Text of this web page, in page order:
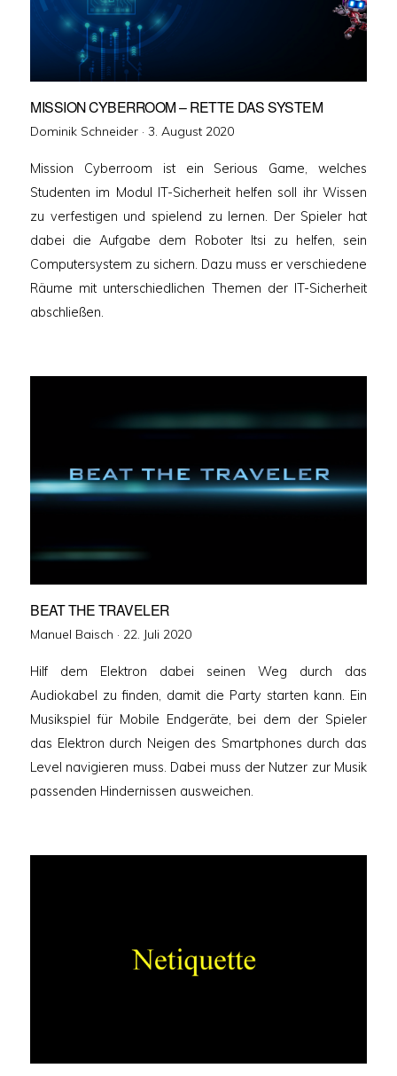
MISSION CYBERROOM – RETTE DAS SYSTEM
Dominik Schneider · Veröffentlicht
3. August 2020
Mission Cyberroom ist ein Serious Game, welches
Studenten im Modul IT-Sicherheit helfen soll ihr Wissen
zu verfestigen und spielend zu lernen. Der Spieler hat
dabei die Aufgabe dem Roboter Itsi zu helfen, sein
Computersystem zu sichern. Dazu muss er verschiedene
Räume mit unterschiedlichen Themen der IT-Sicherheit
abschließen.
BEAT THE TRAVELER
Manuel Baisch · Veröffentlicht
22. Juli 2020
Hilf dem Elektron dabei seinen Weg durch das
Audiokabel zu finden, damit die Party starten kann. Ein
Musikspiel für Mobile Endgeräte, bei dem der Spieler
das Elektron durch Neigen des Smartphones durch das
Level navigieren muss. Dabei muss der Nutzer zur Musik
passenden Hindernissen ausweichen.